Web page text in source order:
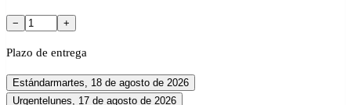
− +
Plazo de entrega
Estándarmartes, 18 de agosto de 2026
Urgentelunes, 17 de agosto de 2026